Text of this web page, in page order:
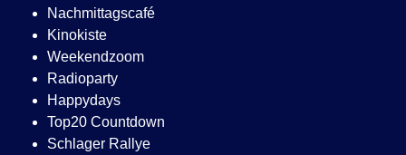
Nachmittagscafé
Kinokiste
Weekendzoom
Radioparty
Happydays
Top20 Countdown
Schlager Rallye